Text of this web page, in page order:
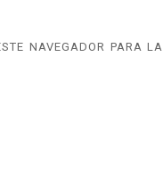
NAVEGADOR PARA LA